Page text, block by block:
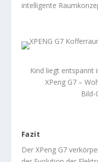
intelligente
Kind liegt
XPeng G7 –
Bild-
Fazit
Der XPeng G7